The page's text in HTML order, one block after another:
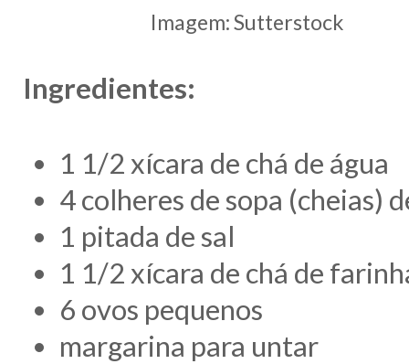
Imagem: Sutterstock
Ingredientes:
1 1/2 xícara de chá de água
4 colheres de sopa (cheias)
1 pitada de sal
1 1/2 xícara de chá de
6 ovos pequenos
margarina para untar